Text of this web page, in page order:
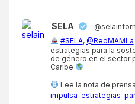
SELA
#SELA, @RedMAMLa
estrategias para la
de género en el sector
Caribe
Lee la nota de prensa
impulsa-estrategias-